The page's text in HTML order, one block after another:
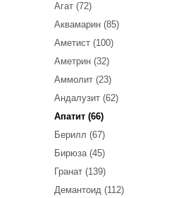
Агат (72)
Аквамарин (85)
Аметист (100)
Аметрин (32)
Аммолит (23)
Андалузит (62)
Апатит (66)
Берилл (67)
Бирюза (45)
Гранат (139)
Демантоид (112)